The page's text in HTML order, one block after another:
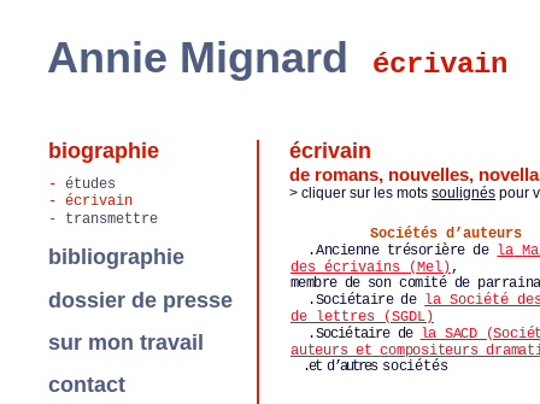
écrivain
de romans, nouvelles,
> cliquer sur les mots soulignés pour
Sociétés d’auteurs
.Ancienne trésorière de la
des écrivains (Mel),
membre de son comité de
.Sociétaire de
la Société
de lettres (SGDL)
.Sociétaire de
la SACD
auteurs et compositeurs
.et d’autres sociétés
biographie
- études
- écrivain
- transmettre
bibliographie
dossier de presse
sur mon travail
contact
Annie Mignard écrivain